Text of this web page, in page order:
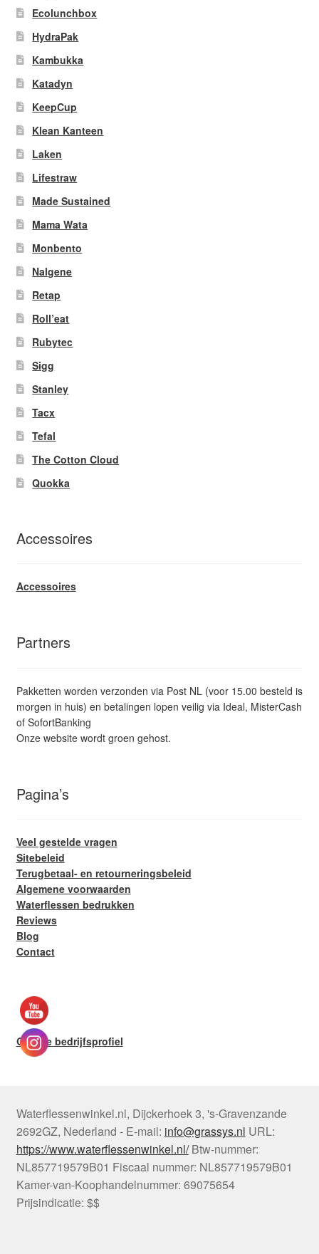
Ecolunchbox
HydraPak
Kambukka
Katadyn
KeepCup
Klean Kanteen
Laken
Lifestraw
Made Sustained
Mama Wata
Monbento
Nalgene
Retap
Roll’eat
Rubytec
Sigg
Stanley
Tacx
Tefal
The Cotton Cloud
Quokka
Accessoires
Accessoires
Partners
Pakketten worden verzonden via Post NL (voor 15.00 besteld is
morgen in huis) en betalingen lopen veilig via Ideal, MisterCash
of SofortBanking
Onze website wordt groen gehost.
Pagina’s
Veel gestelde vragen
Sitebeleid
Terugbetaal- en retourneringsbeleid
Algemene voorwaarden
Waterflessen bedrukken
Reviews
Blog
Contact
Google bedrijfsprofiel
Waterflessenwinkel.nl, Dijckerhoek 3, 's-Gravenzande
2692GZ, Nederland - E-mail: info@grassys.nl URL:
https://www.waterflessenwinkel.nl/ Btw-nummer:
NL857719579B01 Fiscaal nummer: NL857719579B01
Kamer-van-Koophandelnummer: 69075654
Prijsindicatie: $$